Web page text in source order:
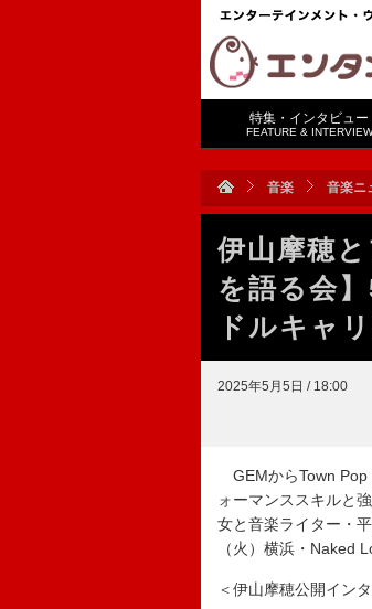
特集・インタビュー
FEATURE & INTERVIEW
音楽 音楽ニ
伊山摩穂
を語る会
ドルキャ
2025年5月5日 / 18:00
GEMからTown Pop
ォーマンススキルと
女と音楽ライター・
（火）横浜・Naked
＜伊山摩穂公開イン